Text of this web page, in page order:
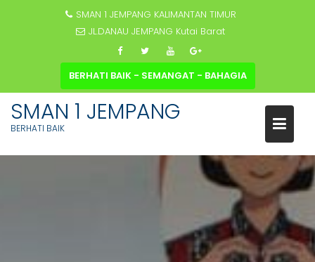
SMAN 1 JEMPANG KALIMANTAN TIMUR
JL.DANAU JEMPANG Kutai Barat
BERHATI BAIK - SEMANGAT - BAHAGIA
SMAN 1 JEMPANG
BERHATI BAIK